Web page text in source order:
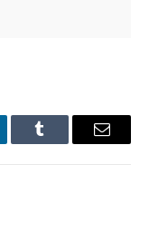
Tumblr Email